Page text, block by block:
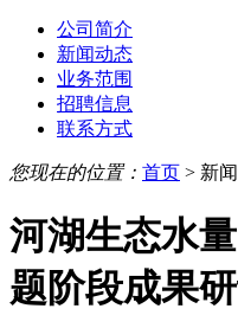
公司简介
新闻动态
业务范围
招聘信息
联系方式
您现在的位置： 首页 > 新
河湖生态水
题阶段成果